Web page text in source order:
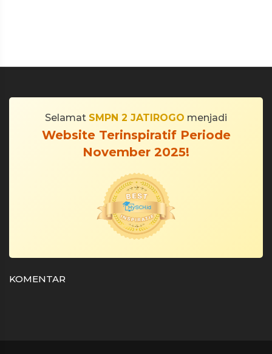
Selamat SMPN 2 JATIROGO menjadi
Website Terinspiratif Periode
November 2025!
KOMENTAR